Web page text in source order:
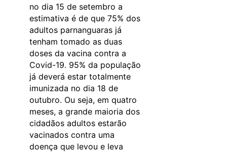
no dia 15 de setembro a
estimativa é de que 75% dos
adultos parnanguaras já
tenham tomado as duas
doses da vacina contra a
Covid-19. 95% da população
já deverá estar totalmente
imunizada no dia 18 de
outubro. Ou seja, em quatro
meses, a grande maioria dos
cidadãos adultos estarão
vacinados contra uma
doença que levou e leva